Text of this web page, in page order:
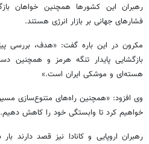
رهبران این کشورها همچنین خواهان
فشارهای جهانی بر بازار انرژی هستند.
مکرون در این باره گفت: «هدف، بررسی
بازگشایی پایدار تنگه هرمز و همچنین
هسته‌ای و موشکی ایران است.»
وی افزود: «همچنین راه‌های متنوع‌سازی
خواهیم کرد تا وابستگی خود را کاهش
رهبران اروپایی و کانادا نیز قصد دارند